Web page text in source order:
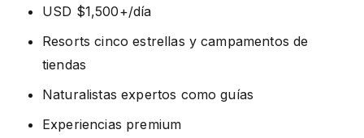
USD $1,500+/día
Resorts cinco estrellas y campamentos de
tiendas
Naturalistas expertos como guías
Experiencias premium